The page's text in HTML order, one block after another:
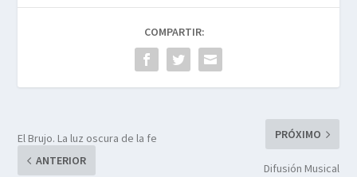
COMPARTIR:
El Brujo. La luz oscura de la fe
ANTERIOR
PRÓXIMO
Difusión Musical